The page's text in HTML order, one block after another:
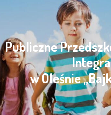
Publiczne
w Oleśnie